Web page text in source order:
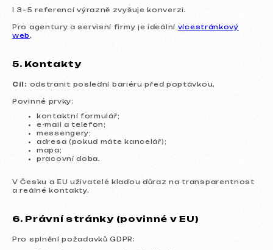
I 3–5 referencí výrazně zvyšuje konverzi.
Pro agentury a servisní firmy je ideální vícestránkový
web.
5. Kontakty
Cíl: odstranit poslední bariéru před poptávkou.
Povinné prvky:
kontaktní formulář;
e-mail a telefon;
messengery;
adresa (pokud máte kancelář);
mapa;
pracovní doba.
V Česku a EU uživatelé kladou důraz na transparentnost
a reálné kontakty.
6. Právní stránky (povinné v EU)
Pro splnění požadavků GDPR: